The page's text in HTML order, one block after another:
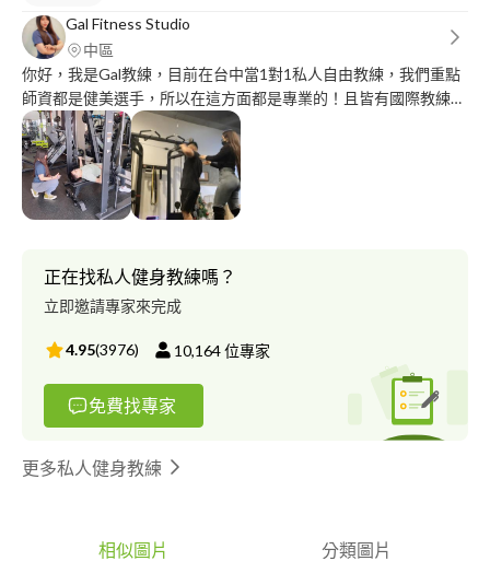
Gal Fitness Studio
中區
你好，我是Gal教練，目前在台中當1對1私人自由教練，我們重點
師資都是健美選手，所以在這方面都是專業的！且皆有國際教練證
照！我的專職在於重訓動作指導及客製化課表與教導學員如何健康
營養飲食計劃，也有培訓選手喔！以及舒壓肌筋膜的芳療系運動按
摩。有需要增肌減脂與課程安排的學員或喜歡舒壓肌筋膜放鬆的客
人請與我聯絡或私訊我都可以唷！
正在找私人健身教練嗎？
立即邀請專家來完成
4.95(3976) 10,164位專家
免費找專家
更多私人健身教練
相似圖片 分類圖片